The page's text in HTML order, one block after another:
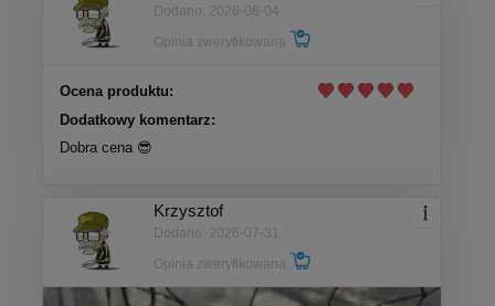
Dodano: 2026-08-04
Opinia zweryfikowana
Ocena produktu:
Dodatkowy komentarz:
Dobra cena 😎
Krzysztof
Dodano: 2026-07-31
Opinia zweryfikowana